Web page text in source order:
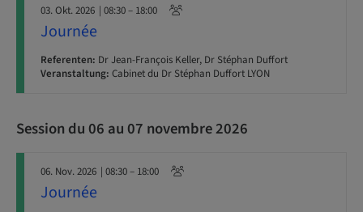
03. Okt. 2026 | 08:30 – 18:00
Journée
Referenten: Dr Jean-François Keller, Dr Stéphan Duffort
Veranstaltung: Cabinet du Dr Stéphan Duffort LYON
Session du 06 au 07 novembre 2026
06. Nov. 2026 | 08:30 – 18:00
Journée